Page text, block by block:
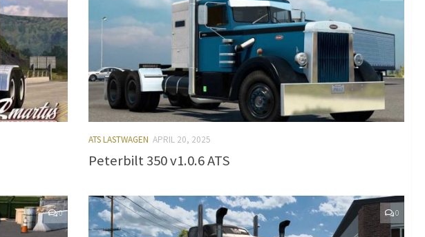
ATS LASTWAGEN APRIL 20, 2025
Peterbilt 350 v1.0.6 ATS
0 0